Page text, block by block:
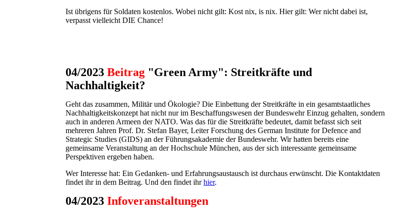
Ist übrigens für Soldaten kostenlos. Wobei nicht gilt: Kost nix, is nix. Hier gilt: Wer nicht dabei ist,
verpasst vielleicht DIE Chance!
04/2023Beitrag "Green Army": Streitkräfte und
Nachhaltigkeit?
Geht das zusammen, Militär und Ökologie? Die Einbettung der Streitkräfte in ein gesamtstaatliches
Nachhaltigkeitskonzept hat nicht nur im Beschaffungswesen der Bundeswehr Einzug gehalten, sondern
auch in anderen Armeen der NATO. Was das für die Streitkräfte bedeutet, damit befasst sich seit
mehreren Jahren Prof. Dr. Stefan Bayer, Leiter Forschung des German Institute for Defence and
Strategic Studies (GIDS) an der Führungsakademie der Bundeswehr. Wir hatten bereits eine
gemeinsame Veranstaltung an der Hochschule München, aus der sich interessante gemeinsame
Perspektiven ergeben haben.
Wer Interesse hat: Ein Gedanken- und Erfahrungsaustausch ist durchaus erwünscht. Die Kontaktdaten
findet ihr in dem Beitrag. Und den findet ihrhier.
04/2023Infoveranstaltungen